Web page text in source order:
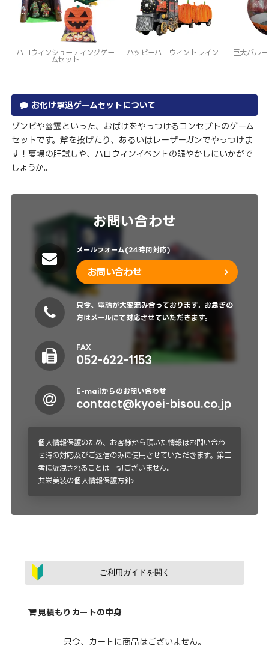
ハロウィンシューティングゲー
ムセット
ハッピーハロウィントレイン
巨大バル
お化け撃退ゲームセットについて
ゾンビや幽霊といった、おばけをやっつけるコンセプトのゲーム
セットです。斧を投げたり、あるいはレーザーガンでやっつけま
す！夏場の肝試しや、ハロウィンイベントの賑やかしにいかがで
しょうか。
お問い合わせ
メールフォーム(24時間対応)
お問い合わせ
只今、電話が大変混み合っております。お急ぎの
方はメールにて対応させていただきます。
FAX
052-622-1153
E-mailからのお問い合わせ
contact@kyoei-bisou.co.jp
個人情報保護のため、お客様から頂いた情報はお問い合わ
せ時の対応及びご返信のみに使用させていただきます。第三
者に漏洩されることは一切ございません。
共栄美装の個人情報保護方針
ご利用ガイドを開く
見積もりカートの中身
只今、カートに商品はございません。